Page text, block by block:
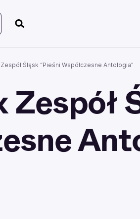
Śląsk “Pieśni Współczesne Antologia”